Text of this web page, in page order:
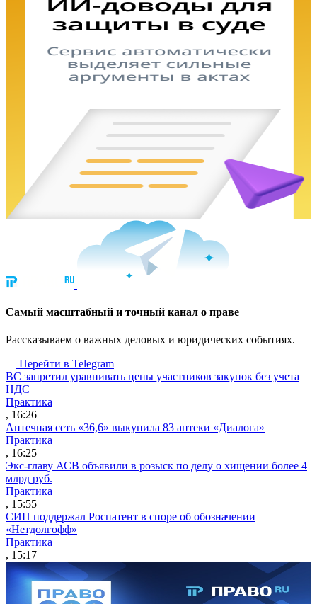
Cамый масштабный и точный канал о праве
Рассказываем о важных деловых и юридических событиях.
Перейти в Telegram
ВС запретил уравнивать цены участников закупок без учета
НДС
Практика
, 16:26
Аптечная сеть «36,6» выкупила 83 аптеки «Диалога»
Практика
, 16:25
Экс-главу АСВ объявили в розыск по делу о хищении более 4
млрд руб.
Практика
, 15:55
СИП поддержал Роспатент в споре об обозначении
«Нетдолгофф»
Практика
, 15:17